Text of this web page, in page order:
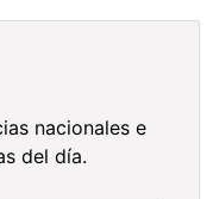
nacionales e
del día.